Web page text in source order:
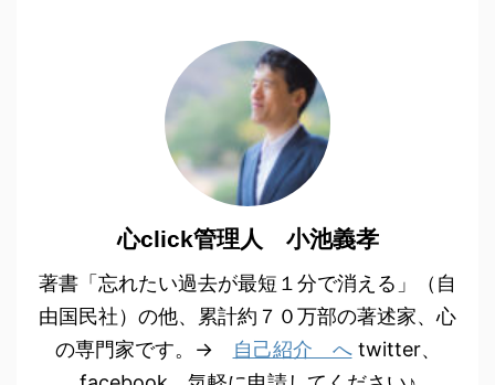
心click管理人 小池義孝
著書「忘れたい過去が最短１分で消える」（自
由国民社）の他、累計約７０万部の著述家、心
の専門家です。→
自己紹介 へtwitter、